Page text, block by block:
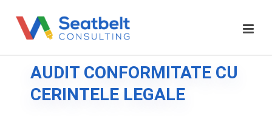
AUDIT CONFORMITATE CU
CERINTELE LEGALE